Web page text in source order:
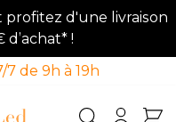
profitez d'une livraison
!
de 9h à 19h